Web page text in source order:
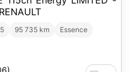
95 735 km
Essence